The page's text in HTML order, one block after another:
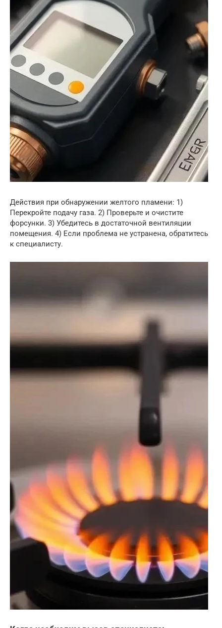
Действия при обнаружении желтого пламени: 1)
Перекройте подачу газа. 2) Проверьте и очистите
форсунки. 3) Убедитесь в достаточной вентиляции
помещения. 4) Если проблема не устранена, обратитесь
к специалисту.